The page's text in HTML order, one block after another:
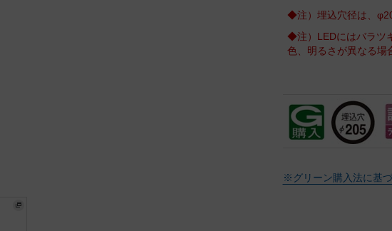
◆注）埋込穴径は、
◆注）LEDにはバラツ
色、明るさが異なる場
※グリーン購入法に基